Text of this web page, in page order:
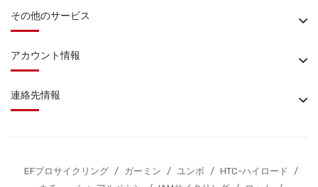
その他のサービス
アカウント情報
連絡先情報
EFプロサイクリング / ガーミン / ユンボ / HTC-ハイロード
/